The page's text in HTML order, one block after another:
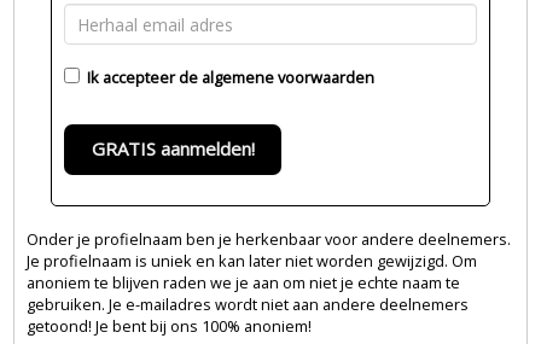
Ik accepteer de algemene voorwaarden
GRATIS aanmelden!
Onder je profielnaam ben je herkenbaar voor andere deelnemers.
Je profielnaam is uniek en kan later niet worden gewijzigd. Om
anoniem te blijven raden we je aan om niet je echte naam te
gebruiken. Je e-mailadres wordt niet aan andere deelnemers
getoond! Je bent bij ons 100% anoniem!